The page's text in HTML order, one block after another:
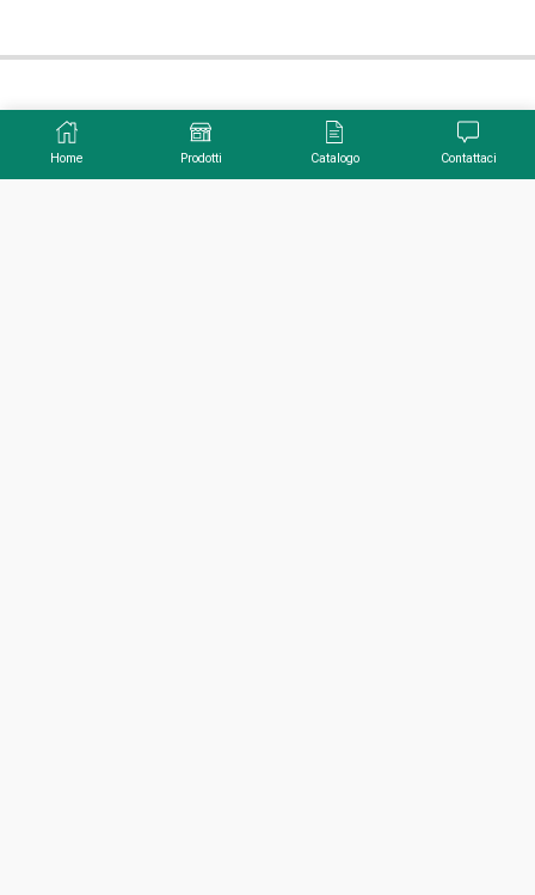
Clover In Legno O Alluminio
Home Prodotti Catalogo Contattaci